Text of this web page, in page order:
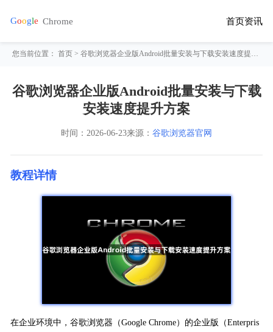
首页资讯
您当前位置：首页 > 谷歌浏览器企业版Android批量安装与下载安装速度提升方案
谷歌浏览器企业版Android批量安装与下载
安装速度提升方案
时间： 2026-06-23来源： 谷歌浏览器官网
教程详情
在企业环境中，谷歌浏览器（Google Chrome）的企业版（Enterpris